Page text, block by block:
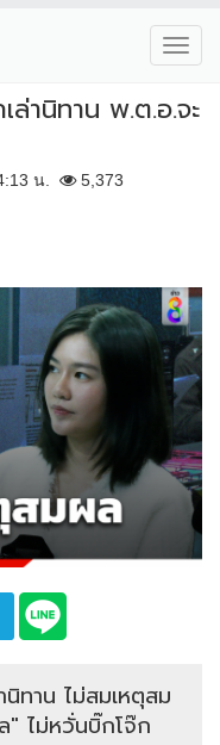
ล่านิทาน พ.ต.อ.จะ
น. 5,373
ทาน ไม่สมเหตุสม
" ไม่หวั่นบิ๊กโจ๊ก